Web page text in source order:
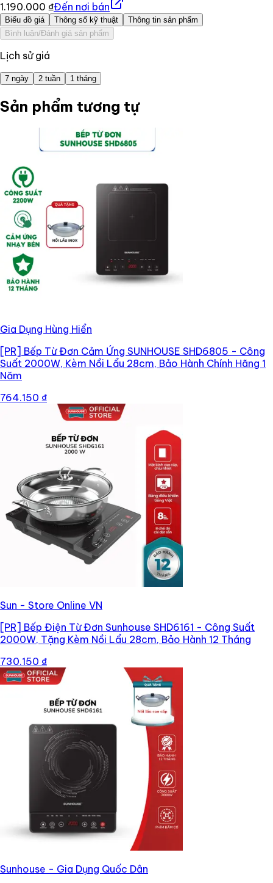
1.190.000 ₫Đến nơi bán
Biểu đồ giá Thông số kỹ thuật
Thông tin sản phẩm
Bình luận/Đánh giá sản phẩm
Lịch sử giá
7 ngày 2 tuần 1 tháng
Sản phẩm tương tự
Gia Dụng Hùng Hiển
[PR] Bếp Từ Đơn Cảm Ứng SUNHOUSE SHD6805 - Công
Suất 2000W, Kèm Nồi Lẩu 28cm, Bảo Hành Chính Hãng 1
Năm
764.150 ₫
Sun - Store Online VN
[PR] Bếp Điện Từ Đơn Sunhouse SHD6161 - Công Suất
2000W, Tặng Kèm Nồi Lẩu 28cm, Bảo Hành 12 Tháng
730.150 ₫
Sunhouse - Gia Dụng Quốc Dân